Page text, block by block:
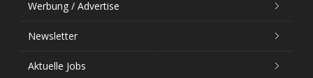
Werbung / Advertise
Newsletter
Aktuelle Jobs